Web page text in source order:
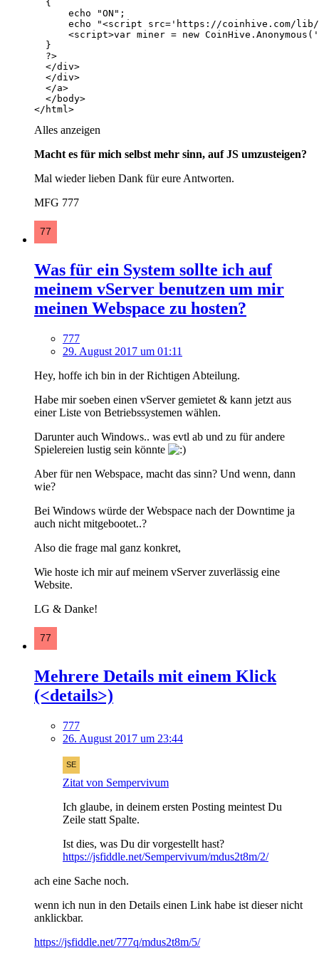
</html>
Alles anzeigen
Macht es für mich selbst mehr sinn, auf JS umzusteigen?
Mal wieder lieben Dank für eure Antworten.
MFG 777
Was für ein System sollte ich auf
meinem vServer benutzen um mir
meinen Webspace zu hosten?
777
29. August 2017 um 01:11
Hey, hoffe ich bin in der Richtigen Abteilung.
Habe mir soeben einen vServer gemietet & kann jetzt aus
einer Liste von Betriebssystemen wählen.
Darunter auch Windows.. was evtl ab und zu für andere
Spielereien lustig sein könnte
Aber für nen Webspace, macht das sinn? Und wenn, dann
wie?
Bei Windows würde der Webspace nach der Downtime ja
auch nicht mitgebootet..?
Also die frage mal ganz konkret,
Wie hoste ich mir auf meinem vServer zuverlässig eine
Website.
LG & Danke!
Mehrere Details mit einem Klick
(<details>)
777
26. August 2017 um 23:44
Zitat von Sempervivum
Ich glaube, in deinem ersten Posting meintest Du
Zeile statt Spalte.
Ist dies, was Du dir vorgestellt hast?
https://jsfiddle.net/Sempervivum/mdus2t8m/2/
ach eine Sache noch.
wenn ich nun in den Details einen Link habe ist dieser nicht
anklickbar.
https://jsfiddle.net/777q/mdus2t8m/5/